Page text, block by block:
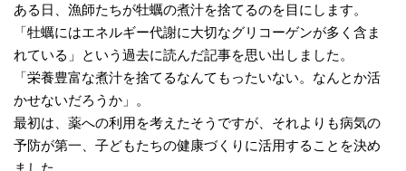
ある日、漁師たちが牡蠣の煮汁を捨てるのを目にします。
「牡蠣にはエネルギー代謝に大切なグリコーゲンが多く含ま
れている」という過去に読んだ記事を思い出しました。
「栄養豊富な煮汁を捨てるなんてもったいない。なんとか活
かせないだろうか」。
最初は、薬への利用を考えたそうですが、それよりも病気の
予防が第一、子どもたちの健康づくりに活用することを決め
ました。